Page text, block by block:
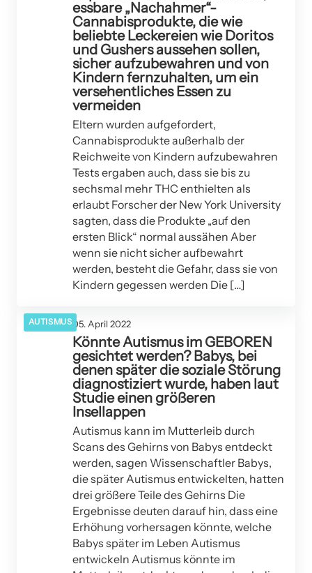
essbare „Nachahmer“-
Cannabisprodukte, die wie
beliebte Leckereien wie Doritos
und Gushers aussehen sollen,
sicher aufzubewahren und von
Kindern fernzuhalten, um ein
versehentliches Essen zu
vermeiden
Eltern wurden aufgefordert,
Cannabisprodukte außerhalb der
Reichweite von Kindern aufzubewahren
Tests ergaben auch, dass sie bis zu
sechsmal mehr THC enthielten als
erlaubt Forscher der New York University
sagten, dass die Produkte „auf den
ersten Blick“ normal aussähen Aber
wenn sie nicht sicher aufbewahrt
werden, besteht die Gefahr, dass sie von
Kindern gegessen werden Die […]
AUTISMUS 05. April 2022
Könnte Autismus im GEBOREN
gesichtet werden? Babys, bei
denen später die soziale Störung
diagnostiziert wurde, haben laut
Studie einen größeren
Insellappen
Autismus kann im Mutterleib durch
Scans des Gehirns von Babys entdeckt
werden, sagen Wissenschaftler Babys,
die später Autismus entwickelten, hatten
drei größere Teile des Gehirns Die
Ergebnisse deuten darauf hin, dass eine
Erhöhung vorhersagen könnte, welche
Babys später im Leben Autismus
entwickeln Autismus könnte im